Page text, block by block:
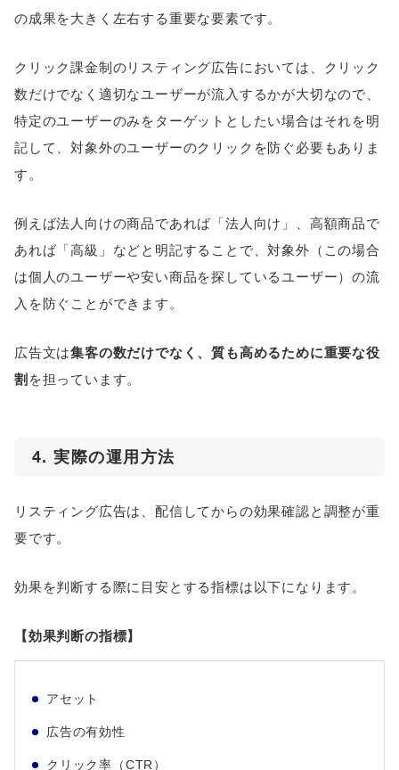
の成果を大きく左右する重要な要素です。
クリック課金制のリスティング広告においては、クリック
数だけでなく適切なユーザーが流入するかが大切なので、
特定のユーザーのみをターゲットとしたい場合はそれを明
記して、対象外のユーザーのクリックを防ぐ必要もありま
す。
例えば法人向けの商品であれば「法人向け」、高額商品で
あれば「高級」などと明記することで、対象外（この場合
は個人のユーザーや安い商品を探しているユーザー）の流
入を防ぐことができます。
広告文は集客の数だけでなく、質も高めるために重要な役
割 を担っています。
4. 実際の運用方法
リスティング広告は、配信してからの効果確認と調整が重
要です。
効果を判断する際に目安とする指標は以下になります。
【効果判断の指標】
アセット
広告の有効性
クリック率（CTR）